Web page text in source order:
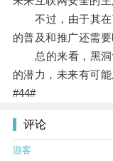
不过，由于其在
的普及和推广还需
总的来看，黑洞
的潜力，未来有可
#44#
评论
游客